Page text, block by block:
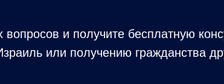
вопросов и получите бесплатную
или получению гражданства